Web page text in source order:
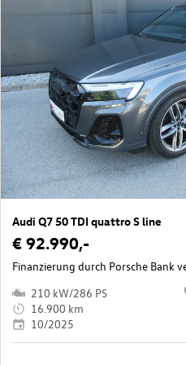
Audi Q7 50 TDI quattro S line
€ 92.990,-
Finanzierung durch Porsche Bank
210 kW/286 PS
16.900 km
10/2025